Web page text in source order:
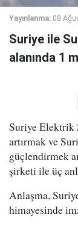
Yayınlanma: 08
Suriye ile
alanında 1
Suriye
artırmak ve
güçlendirmek
şirketi ile üç
Anlaşma,
himayesinde